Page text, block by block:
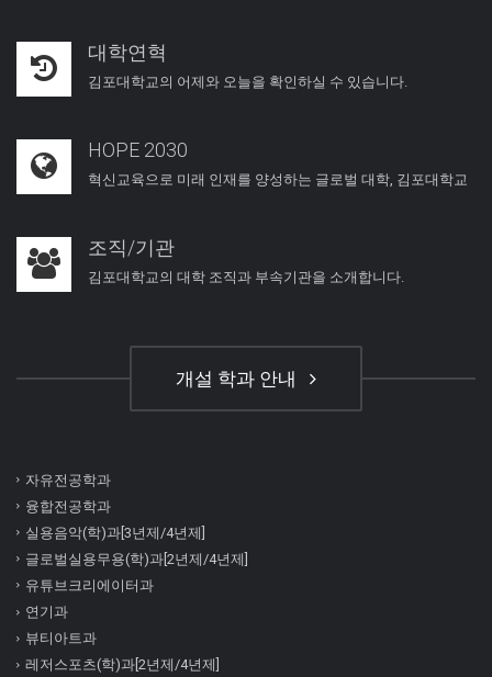
대학연혁
김포대학교의 어제와 오늘을 확인하실 수 있습니다.
HOPE 2030
혁신교육으로 미래 인재를 양성하는 글로벌 대학, 김포대학교
조직/기관
김포대학교의 대학 조직과 부속기관을 소개합니다.
개설 학과 안내
자유전공학과
융합전공학과
실용음악(학)과[3년제/4년제]
글로벌실용무용(학)과[2년제/4년제]
유튜브크리에이터과
연기과
뷰티아트과
레저스포츠(학)과[2년제/4년제]